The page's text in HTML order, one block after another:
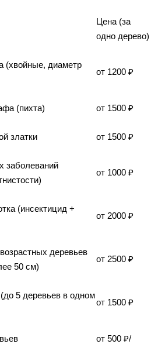
Цена (за
одно дерево)
(хвойные, диаметр
от 1200 ₽
(пихта) от 1500 ₽
златки от 1500 ₽
заболеваний
от 1000 ₽
(инсектицид +
от 2000 ₽
деревьев
50 см)
от 2500 ₽
5 деревьев в одном
от 1500 ₽
от 500 ₽/